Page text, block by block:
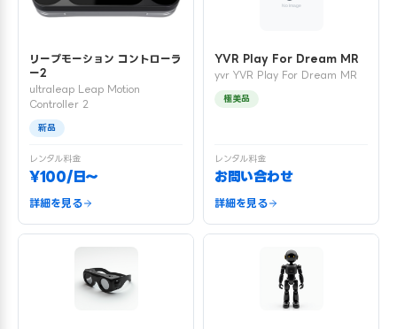
リープモーション コントローラ
ー2
ultraleap Leap Motion
Controller 2
新品
レンタル料金
¥100/日〜
詳細を見る
YVR Play For Dream MR
yvr YVR Play For Dream MR
極美品
レンタル料金
お問い合わせ
詳細を見る